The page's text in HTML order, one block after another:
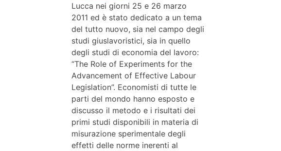
Lucca nei giorni 25 e 26 marzo
2011 ed è stato dedicato a un tema
del tutto nuovo, sia nel campo degli
studi giuslavoristici, sia in quello
degli studi di economia del lavoro:
“The Role of Experiments for the
Advancement of Effective Labour
Legislation”. Economisti di tutte le
parti del mondo hanno esposto e
discusso il metodo e i risultati dei
primi studi disponibili in materia di
misurazione sperimentale degli
effetti delle norme inerenti al